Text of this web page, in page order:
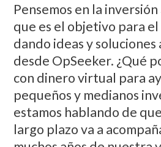
Pensemos en la
que es el objetivo para
dando ideas y
desde OpSeeker. ¿Qué
con dinero virtual para
pequeños y medianos
estamos hablando de
largo plazo va a